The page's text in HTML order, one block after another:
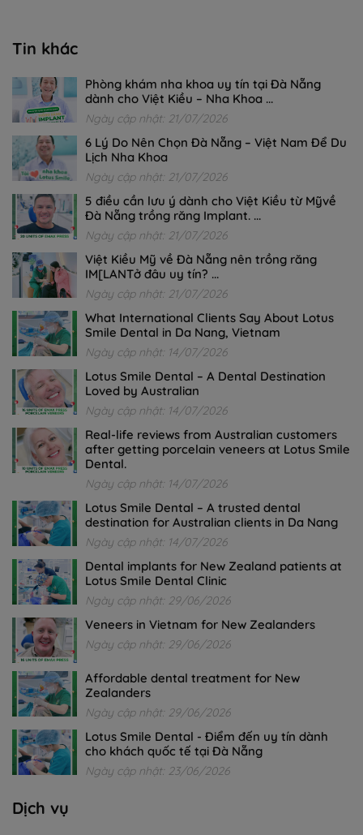
Tin khác
Phòng khám nha khoa uy tín tại Đà Nẵng
dành cho Việt Kiều – Nha Khoa ...
Ngày cập nhật: 21/07/2026
6 Lý Do Nên Chọn Đà Nẵng – Việt Nam Để Du
Lịch Nha Khoa
Ngày cập nhật: 21/07/2026
5 điều cần lưu ý dành cho Việt Kiều từ Mỹvề
Đà Nẵng trồng răng Implant. ...
Ngày cập nhật: 21/07/2026
Việt Kiều Mỹ về Đà Nẵng nên trồng răng
IM[LANTở đâu uy tín? ...
Ngày cập nhật: 21/07/2026
What International Clients Say About Lotus
Smile Dental in Da Nang, Vietnam
Ngày cập nhật: 14/07/2026
Lotus Smile Dental – A Dental Destination
Loved by Australian
Ngày cập nhật: 14/07/2026
Real-life reviews from Australian customers
after getting porcelain veneers at Lotus Smile
Dental.
Ngày cập nhật: 14/07/2026
Lotus Smile Dental – A trusted dental
destination for Australian clients in Da Nang
Ngày cập nhật: 14/07/2026
Dental implants for New Zealand patients at
Lotus Smile Dental Clinic
Ngày cập nhật: 29/06/2026
Veneers in Vietnam for New Zealanders
Ngày cập nhật: 29/06/2026
Affordable dental treatment for New
Zealanders
Ngày cập nhật: 29/06/2026
Lotus Smile Dental - Điểm đến uy tín dành
cho khách quốc tế tại Đà Nẵng
Ngày cập nhật: 23/06/2026
Dịch vụ